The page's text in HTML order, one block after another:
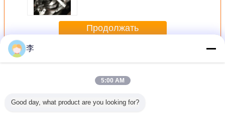
Продолжать
Больше
李
5:00 AM
Good day, what product are you looking for?